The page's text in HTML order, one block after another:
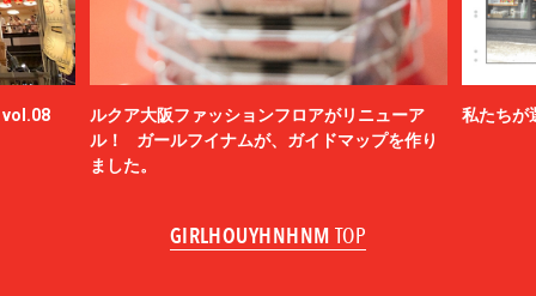
vol.08
ルクア大阪ファッションフロアがリニューア
ル！ ガールフイナムが、ガイドマップを作り
ました。
私たちが
GIRLHOUYHNHNM TOP